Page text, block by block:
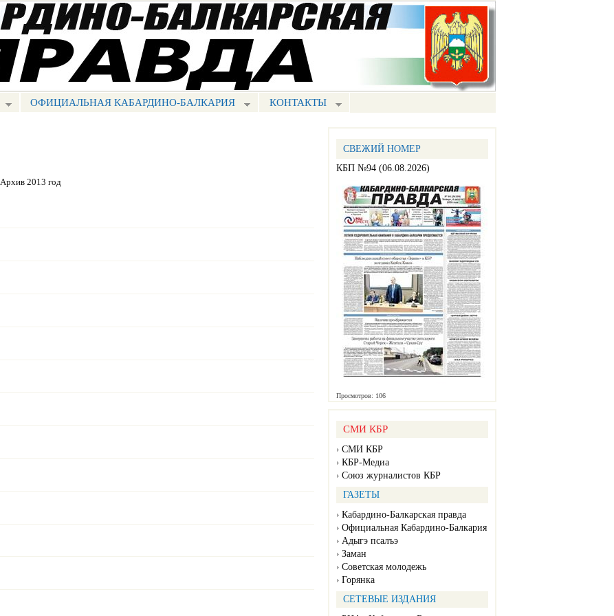
Перейти к
основному
ОФИЦИАЛЬНАЯ КАБАРДИНО-БАЛКАРИЯ КОНТАКТЫ
СВЕЖИЙ НОМЕР
КБП №94 (06.08.2026)
Просмотров: 106
СМИ КБР
СМИ КБР
КБР-Медиа
Союз журналистов КБР
ГАЗЕТЫ
Кабардино-Балкарская правда
Официальная Кабардино-Балкария
Адыгэ псалъэ
Заман
Советская молодежь
Горянка
СЕТЕВЫЕ ИЗДАНИЯ
Архив 2013 год